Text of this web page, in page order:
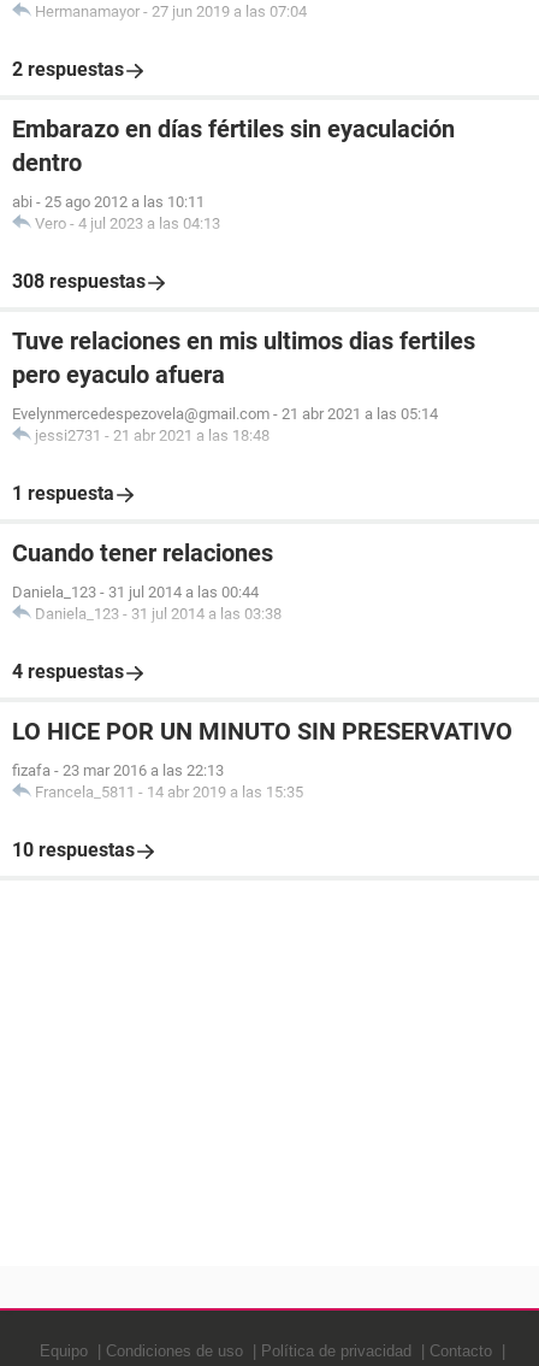
Hermanamayor - 27 jun 2019 a las 07:04
2 respuestas
Embarazo en días fértiles sin eyaculación
dentro
abi - 25 ago 2012 a las 10:11
Vero - 4 jul 2023 a las 04:13
308 respuestas
Tuve relaciones en mis ultimos dias fertiles
pero eyaculo afuera
Evelynmercedespezovela@gmail.com - 21 abr 2021 a las 05:14
jessi2731 - 21 abr 2021 a las 18:48
1 respuesta
Cuando tener relaciones
Daniela_123 - 31 jul 2014 a las 00:44
Daniela_123 - 31 jul 2014 a las 03:38
4 respuestas
LO HICE POR UN MINUTO SIN PRESERVATIVO
fizafa - 23 mar 2016 a las 22:13
Francela_5811 - 14 abr 2019 a las 15:35
10 respuestas
Equipo Condiciones de uso Política de privacidad Contacto